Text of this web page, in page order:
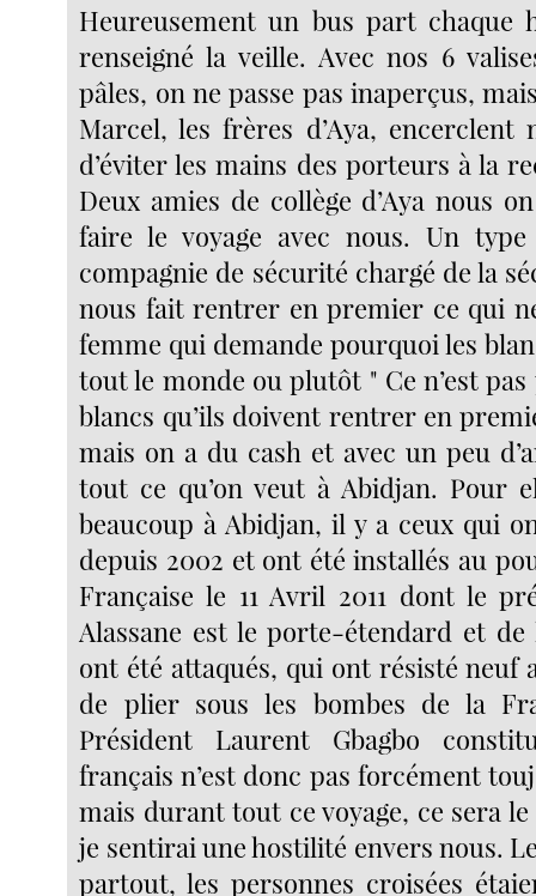
Heureusement un bus part chaque
renseigné la veille. Avec nos 6
pâles, on ne passe pas inaperçus,
Marcel, les frères d’Aya, encerclent
d’éviter les mains des porteurs à la
Deux amies de collège d’Aya nous
faire le voyage avec nous. Un
compagnie de sécurité chargé de la
nous fait rentrer en premier ce qui
femme qui demande pourquoi les
tout le monde ou plutôt " Ce n’est pas
blancs qu’ils doivent rentrer en
mais on a du cash et avec un peu
tout ce qu’on veut à Abidjan. Pour
beaucoup à Abidjan, il y a ceux qui
depuis 2002 et ont été installés au
Française le 11 Avril 2011 dont le
Alassane est le porte-étendard et de
ont été attaqués, qui ont résisté neuf
de plier sous les bombes de la
Président Laurent Gbagbo
français n’est donc pas forcément
mais durant tout ce voyage, ce sera
je sentirai une hostilité envers nous.
partout, les personnes croisées